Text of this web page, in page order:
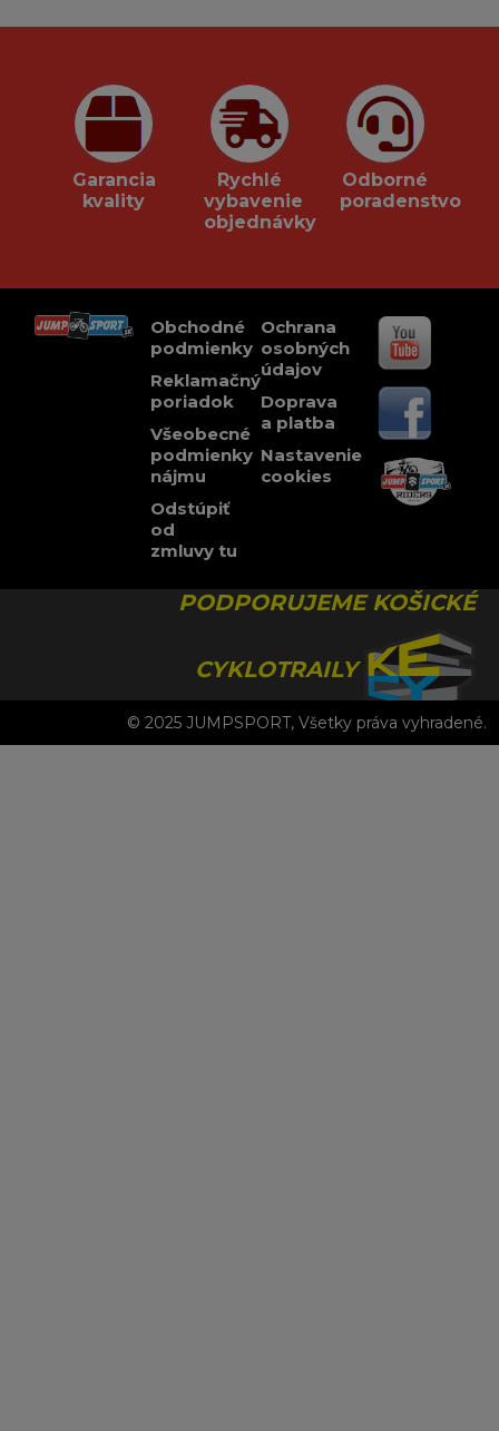
Garancia
kvality
Rychlé
vybavenie
objednávky
Odborné
poradenstvo
Obchodné
podmienky
Reklamačný
poriadok
Všeobecné
podmienky
nájmu
Odstúpiť
od
zmluvy tu
Ochrana
osobných
údajov
Doprava
a platba
Nastavenie
cookies
PODPORUJEME KOŠICKÉ
CYKLOTRAILY
© 2025 JUMPSPORT, Všetky práva vyhradené.